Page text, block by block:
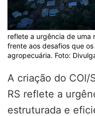
reflete a urgência de uma
frente aos desafios que
agropecuária. Foto:
A criação do COI/
RS reflete a
estruturada e